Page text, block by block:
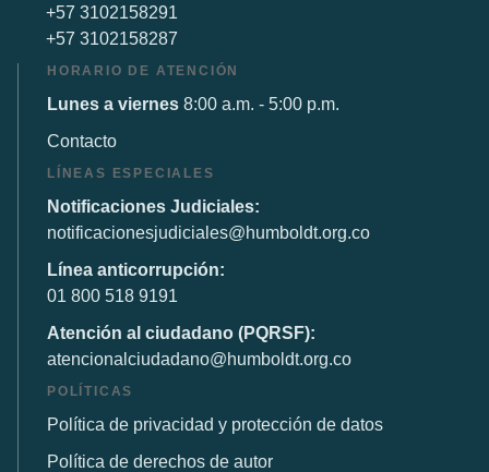
+57 3102158291
+57 3102158287
HORARIO DE ATENCIÓN
Lunes a viernes 8:00 a.m. - 5:00 p.m.
Contacto
LÍNEAS ESPECIALES
Notificaciones Judiciales:
notificacionesjudiciales@humboldt.org.co
Línea anticorrupción:
01 800 518 9191
Atención al ciudadano (PQRSF):
atencionalciudadano@humboldt.org.co
POLÍTICAS
Política de privacidad y protección de datos
Política de derechos de autor